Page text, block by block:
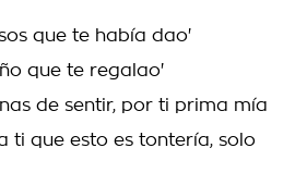
que te había dao'
que te regalao'
de sentir, por ti prima mía
ti que esto es tontería, solo